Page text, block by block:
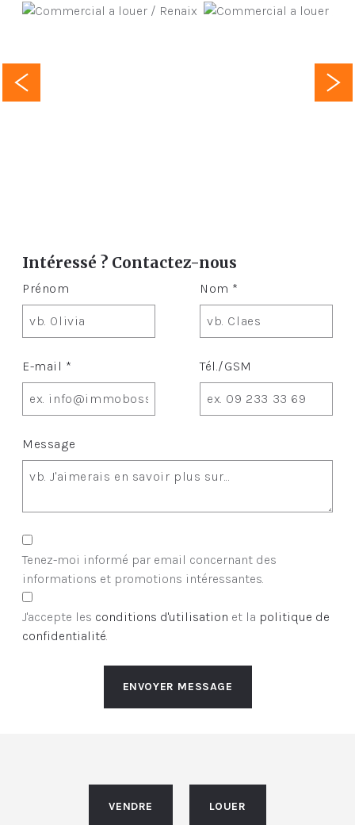
Intéressé ? Contactez-nous
Prénom Nom *
E-mail * Tél./GSM
Message
Tenez-moi informé par email concernant des
informations et promotions intéressantes.
J'accepte les conditions d'utilisation et la politique de
confidentialité.
ENVOYER MESSAGE
VENDRE LOUER